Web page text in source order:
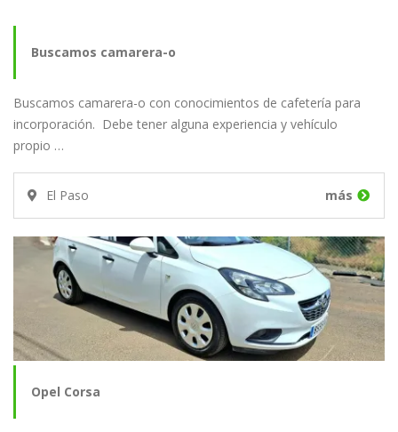
Buscamos camarera-o
Buscamos camarera-o con conocimientos de cafetería para
incorporación. Debe tener alguna experiencia y vehículo
propio …
El Paso más
Opel Corsa